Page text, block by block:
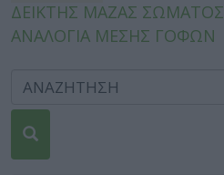
ΔΕΙΚΤΗΣ ΜΑΖΑΣ ΣΩΜΑΤΟΣ
ΑΝΑΛΟΓΙΑ ΜΕΣΗΣ ΓΟΦΩΝ